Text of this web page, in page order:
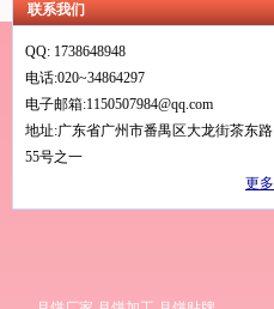
联系我们
QQ: 1738648948
电话:020~34864297
电子邮箱:1150507984@qq.com
地址:广东省广州市番禺区大龙街茶东路
55号之一
更多